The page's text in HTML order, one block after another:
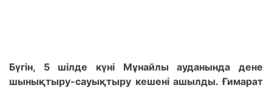
Бүгін, 5 шілде күні Мұнайлы ауданында дене
шынықтыру-сауықтыру кешені ашылды. Ғимарат